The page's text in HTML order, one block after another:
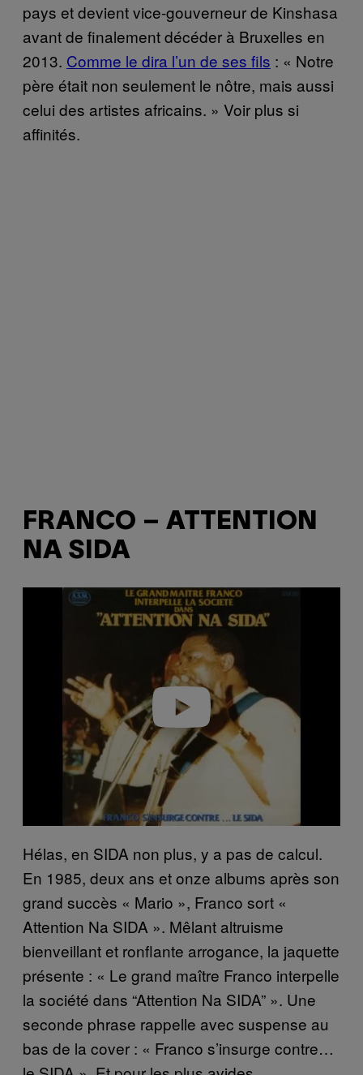
pays et devient vice-gouverneur de Kinshasa
avant de finalement décéder à Bruxelles en
2013. Comme le dira l’un de ses fils : « Notre
père était non seulement le nôtre, mais aussi
celui des artistes africains. » Voir plus si
affinités.
FRANCO ‎– ATTENTION
NA SIDA
Hélas, en SIDA non plus, y a pas de calcul.
En 1985, deux ans et onze albums après son
grand succès « Mario », Franco sort «
Attention Na SIDA ». Mêlant altruisme
bienveillant et ronflante arrogance, la jaquette
présente : « Le grand maître Franco interpelle
la société dans “Attention Na SIDA” ». Une
seconde phrase rappelle avec suspense au
bas de la cover : « Franco s’insurge contre…